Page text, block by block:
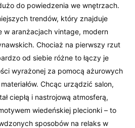
do powiedzenia we wnętrzach.
trendów, który znajduje
w aranżacjach vintage, modern
Chociaż na pierwszy rzut
od siebie różne to łączy je
wyrażonej za pomocą ażurowych
Chcąc urządzić salon,
ciepłą i nastrojową atmosferą,
wiedeńskiej plecionki – to
sposobów na relaks w